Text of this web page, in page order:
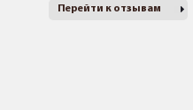
Перейти к отзывам